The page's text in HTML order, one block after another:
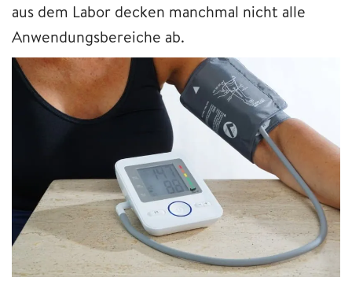
aus dem Labor decken manchmal nicht alle
Anwendungsbereiche ab.